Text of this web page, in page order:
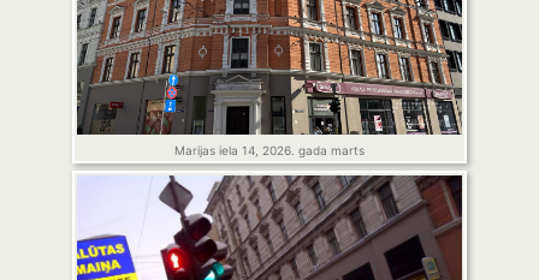
Marijas iela 14, 2026. gada marts